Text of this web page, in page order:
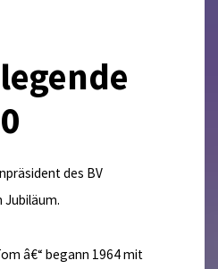
des BV
Jubiläum.
â€“ begann 1964 mit